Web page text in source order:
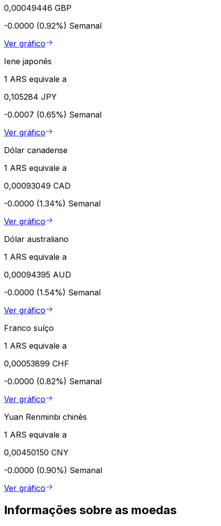
0,00049446 GBP
-0.0000 (0.92%) Semanal
Ver gráfico
Iene japonês
1 ARS equivale a
0,105284 JPY
-0.0007 (0.65%) Semanal
Ver gráfico
Dólar canadense
1 ARS equivale a
0,00093049 CAD
-0.0000 (1.34%) Semanal
Ver gráfico
Dólar australiano
1 ARS equivale a
0,00094395 AUD
-0.0000 (1.54%) Semanal
Ver gráfico
Franco suíço
1 ARS equivale a
0,00053899 CHF
-0.0000 (0.82%) Semanal
Ver gráfico
Yuan Renminbi chinês
1 ARS equivale a
0,00450150 CNY
-0.0000 (0.90%) Semanal
Ver gráfico
Informações sobre as moedas